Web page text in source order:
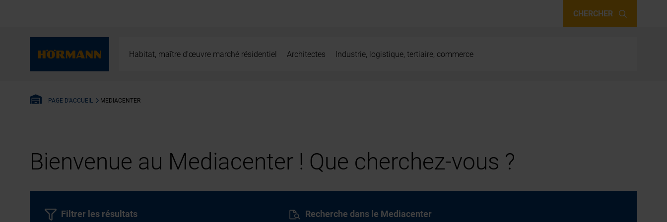
CHERCHER
Habitat, maître d’œuvre marché résidentiel Architectes Industrie, logistique, tertiaire, commerce
PAGE D'ACCUEIL MEDIACENTER
Bienvenue au Mediacenter ! Que cherchez-vous ?
Recherche dans le Mediacenter
Filtrer les résultats